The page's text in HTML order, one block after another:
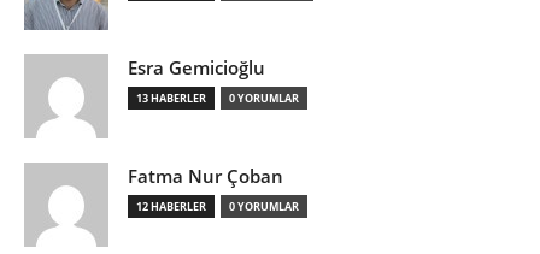
Esra Gemicioğlu
13 HABERLER 0 YORUMLAR
Fatma Nur Çoban
12 HABERLER 0 YORUMLAR